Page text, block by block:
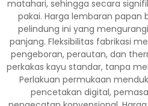
matahari, sehingga secara
pakai. Harga lembaran papan
pelindung ini yang
panjang. Fleksibilitas fabrikasi
pengeboran, perautan, dan
perkakas kayu standar, tanpa
Perlakuan permukaan
pencetakan digital,